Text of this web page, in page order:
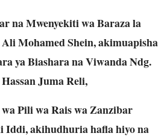
na Mwenyekiti wa Baraza la
Mohamed Shein, akimuapisha
ya Biashara na Viwanda Ndg.
Juma Reli,
Pili wa Rais wa Zanzibar
Iddi, akihudhuria hafla hiyo na